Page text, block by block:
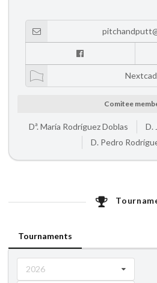
Comitee
Dª. María Rodríguez Doblas
D.
D. Pedro
Tournaments
2026